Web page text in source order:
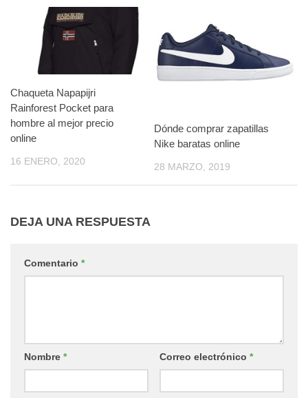
Chaqueta Napapijri
Rainforest Pocket para
hombre al mejor precio
online
16 ENERO, 2020
Dónde comprar zapatillas
Nike baratas online
28 MARZO, 2019
DEJA UNA RESPUESTA
Comentario *
Nombre * Correo electrónico *